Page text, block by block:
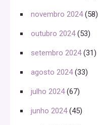
novembro 2024(58)
outubro 2024(53)
setembro 2024(31)
agosto 2024(33)
julho 2024(67)
junho 2024(45)